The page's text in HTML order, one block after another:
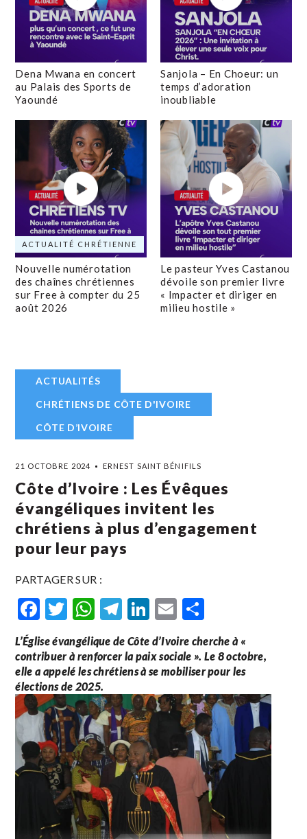
Dena Mwana en concert
au Palais des Sports de
Yaoundé
Sanjola – En Choeur: un
temps d’adoration
inoubliable
ACTUALITÉ CHRÉTIENNE
Nouvelle numérotation
des chaînes chrétiennes
sur Free à compter du 25
août 2026
Le pasteur Yves Castanou
dévoile son premier livre
« Impacter et diriger en
milieu hostile »
ACTUALITÉS
CHRÉTIENS DE CÔTE D'IVOIRE
CÔTE D’IVOIRE
21 OCTOBRE 2024 ERNEST SAINT BÉNIFILS
Côte d’Ivoire : Les Évêques
évangéliques invitent les
chrétiens à plus d’engagement
pour leur pays
PARTAGER SUR :
Facebook
Twitter
WhatsApp
Telegram
LinkedIn
Email
L’Église évangélique de Côte d’Ivoire cherche à «
contribuer à renforcer la paix sociale ». Le 8 octobre,
elle a appelé les chrétiens à se mobiliser pour les
élections de 2025.